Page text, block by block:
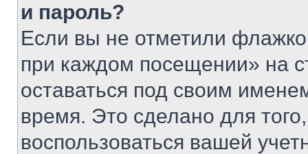
и пароль?
Если вы не отметили
при каждом посещении» на
оставаться под своим
время. Это сделано для
воспользоваться вашей